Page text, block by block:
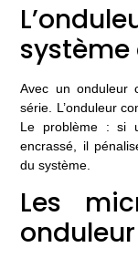
Avec un onduleur
série. L’onduleur
Le problème : si
encrassé, il
du système.
Les